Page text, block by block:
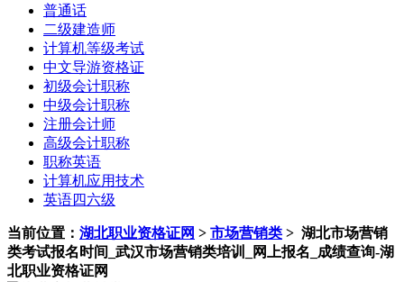
普通话
二级建造师
计算机等级考试
中文导游资格证
初级会计职称
中级会计职称
注册会计师
高级会计职称
职称英语
计算机应用技术
英语四六级
当前位置： 湖北职业资格证网 > 市场营销类 > 湖北市场营销
类考试报名时间_武汉市场营销类培训_网上报名_成绩查询-湖
北职业资格证网